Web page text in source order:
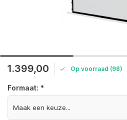
1.399,00 Op voorraad (98)
Formaat: *